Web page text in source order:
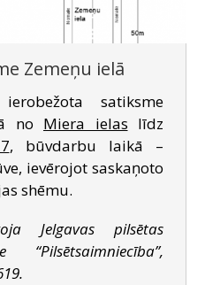
Zemeņu ielā
ierobežota satiksme
no Miera ielas līdz
, būvdarbu laikā –
ievērojot saskaņoto
shēmu.
Jelgavas pilsētas